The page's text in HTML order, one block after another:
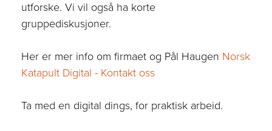
utforske. Vi vil også ha korte
gruppediskusjoner.
Her er mer info om firmaet og Pål Haugen Norsk
Katapult Digital - Kontakt oss
Ta med en digital dings, for praktisk arbeid.